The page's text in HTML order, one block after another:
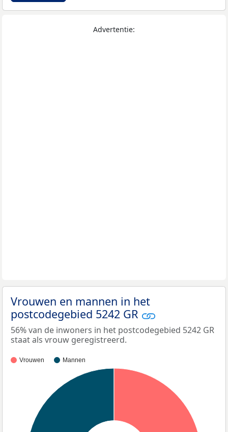
Advertentie:
Vrouwen en mannen in het
postcodegebied 5242 GR
56% van de inwoners in het postcodegebied 5242 GR
staat als vrouw geregistreerd.
Vrouwen Mannen